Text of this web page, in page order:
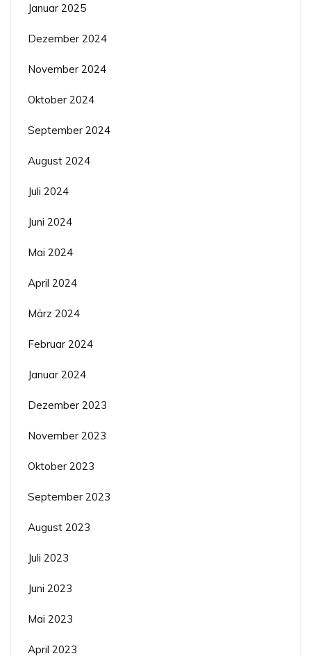
Januar 2025
Dezember 2024
November 2024
Oktober 2024
September 2024
August 2024
Juli 2024
Juni 2024
Mai 2024
April 2024
März 2024
Februar 2024
Januar 2024
Dezember 2023
November 2023
Oktober 2023
September 2023
August 2023
Juli 2023
Juni 2023
Mai 2023
April 2023